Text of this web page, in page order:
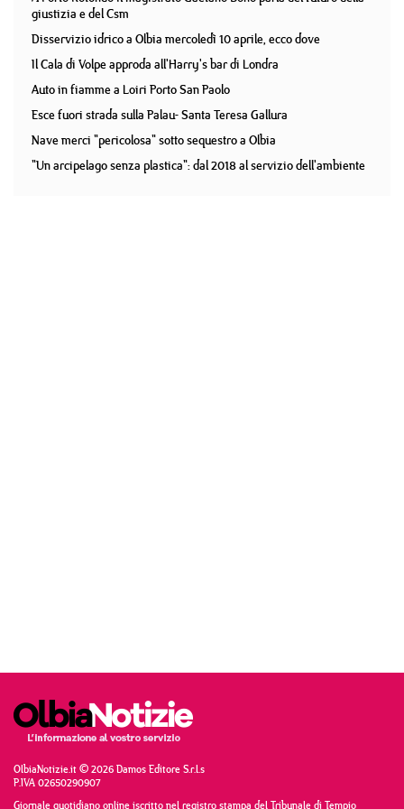
giustizia e del Csm
Disservizio idrico a Olbia mercoledì 10 aprile, ecco dove
Il Cala di Volpe approda all'Harry's bar di Londra
Auto in fiamme a Loiri Porto San Paolo
Esce fuori strada sulla Palau- Santa Teresa Gallura
Nave merci "pericolosa" sotto sequestro a Olbia
"Un arcipelago senza plastica": dal 2018 al servizio dell'ambiente
OlbiaNotizie.it © 2026 Damos Editore S.r.l.s
P.IVA 02650290907
Giornale quotidiano online iscritto nel registro stampa del Tribunale di Tempio